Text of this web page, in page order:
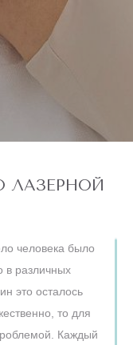
ЛАЗЕРНОЙ
человека было
в различных
это осталось
то для
Каждый